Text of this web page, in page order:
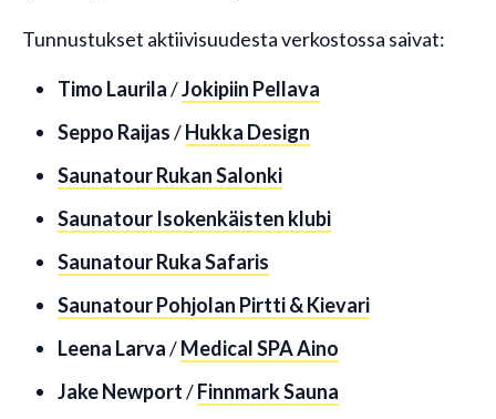
Tunnustukset aktiivisuudesta verkostossa saivat:
Timo Laurila/Jokipiin Pellava
Seppo Raijas/Hukka Design
Saunatour Rukan Salonki
Saunatour Isokenkäisten klubi
Saunatour Ruka Safaris
Saunatour Pohjolan Pirtti & Kievari
Leena Larva/Medical SPA Aino
Jake Newport/Finnmark Sauna